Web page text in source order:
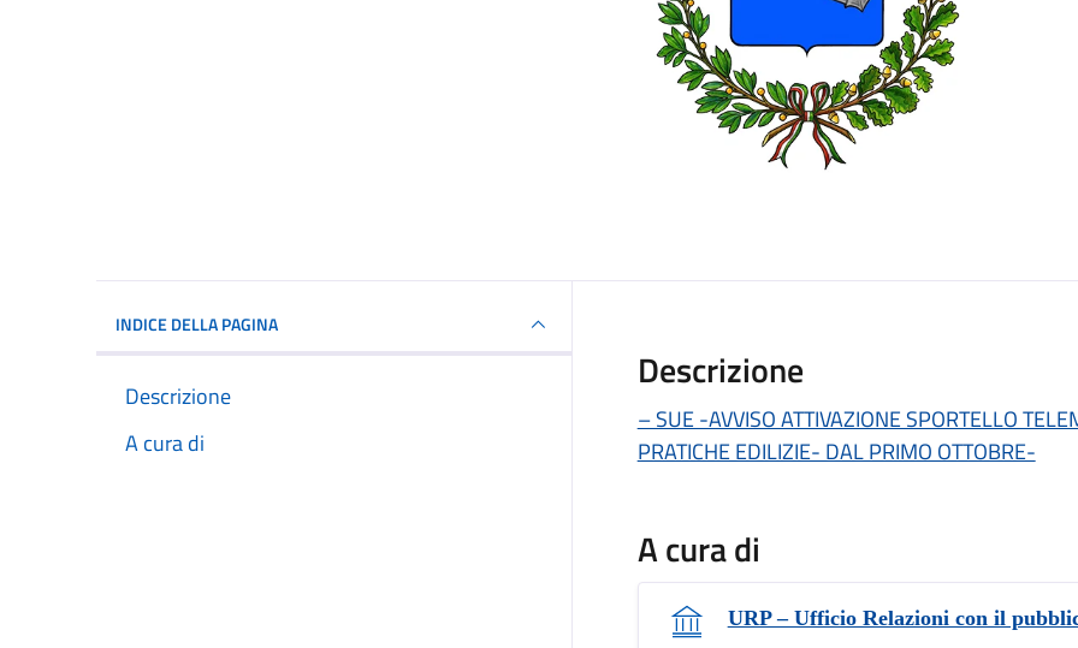
INDICE DELLA PAGINA
Descrizione
A cura di
Descrizione
– SUE -AVVISO ATTIVAZIONE SPORTELLO
PRATICHE EDILIZIE- DAL PRIMO OTTOBRE-
A cura di
URP – Ufficio Relazioni con il